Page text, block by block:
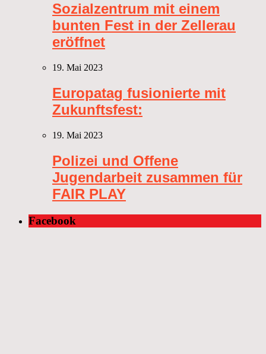
Sozialzentrum mit einem
bunten Fest in der Zellerau
eröffnet
19. Mai 2023
Europatag fusionierte mit
Zukunftsfest:
19. Mai 2023
Polizei und Offene
Jugendarbeit zusammen für
FAIR PLAY
Facebook